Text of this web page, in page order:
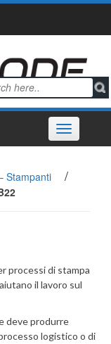
Toggle
navigation
Stampanti /
processi di stampa
il lavoro sul
deve produrre
logistico o di